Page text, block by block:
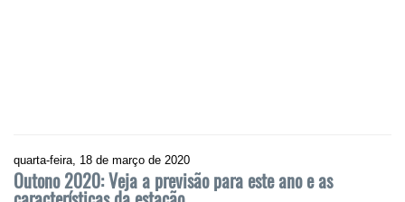
quarta-feira, 18 de março de 2020
Outono 2020: Veja a previsão para este ano e as